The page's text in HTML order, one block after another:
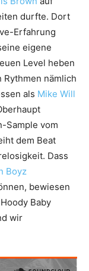
durfte. Dort
Erfahrung
eigene
Level heben
Rythmen nämlich
als Mike Will
Sample vom
dem Beat
Dass
Boyz
bewiesen
Baby
wir